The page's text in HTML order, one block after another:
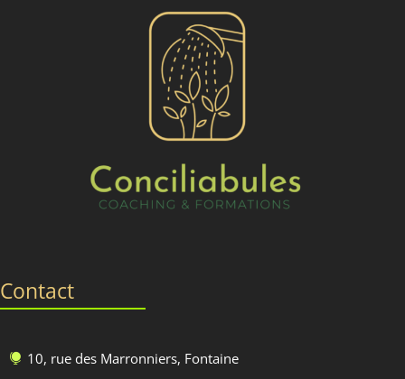
Contact
 10, rue des Marronniers, Fontaine